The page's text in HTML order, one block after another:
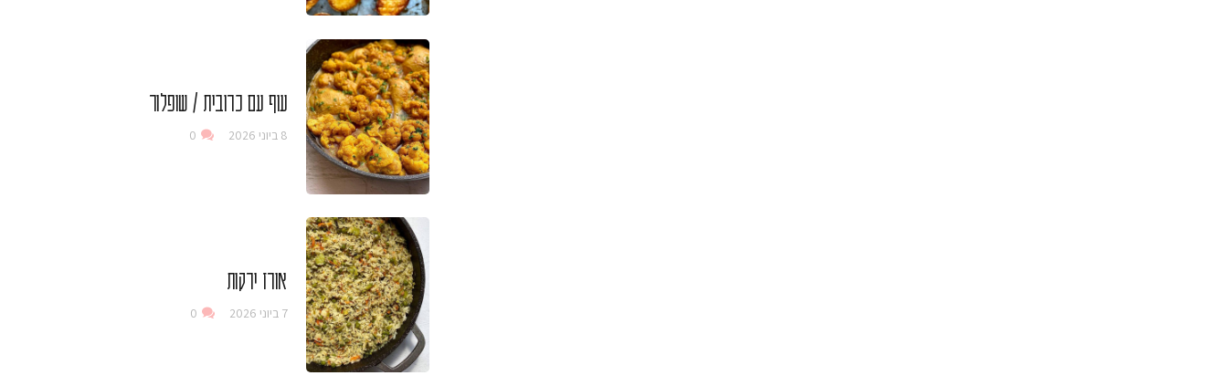
עוף עם כרובית / שופלור
8 ביוני 2026 0
אורז ירקות
7 ביוני 2026 0